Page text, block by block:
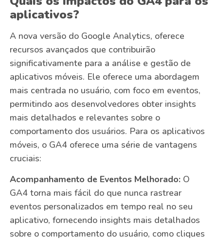
aplicativos?
A nova versão do Google Analytics, oferece
recursos avançados que contribuirão
significativamente para a análise e gestão de
aplicativos móveis. Ele oferece uma abordagem
mais centrada no usuário, com foco em eventos,
permitindo aos desenvolvedores obter insights
mais detalhados e relevantes sobre o
comportamento dos usuários. Para os aplicativos
móveis, o GA4 oferece uma série de vantagens
cruciais:
Acompanhamento de Eventos Melhorado: O
GA4 torna mais fácil do que nunca rastrear
eventos personalizados em tempo real no seu
aplicativo, fornecendo insights mais detalhados
sobre o comportamento do usuário, como cliques